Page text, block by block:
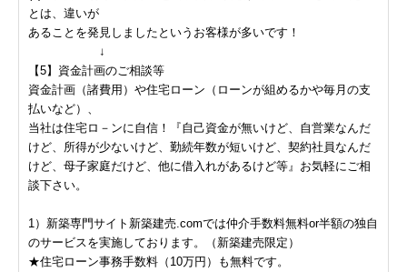
とは、違いが
あることを発見しましたというお客様が多いです！
↓
【5】資金計画のご相談等
資金計画（諸費用）や住宅ローン（ローンが組めるかや毎月の支
払いなど）、
当社は住宅ロ－ンに自信！『自己資金が無いけど、自営業なんだ
けど、所得が少ないけど、勤続年数が短いけど、契約社員なんだ
けど、母子家庭だけど、他に借入れがあるけど等』お気軽にご相
談下さい。
1）新築専門サイト新築建売.comでは仲介手数料無料or半額の独自
のサービスを実施しております。（新築建売限定）
★住宅ローン事務手数料（10万円）も無料です。